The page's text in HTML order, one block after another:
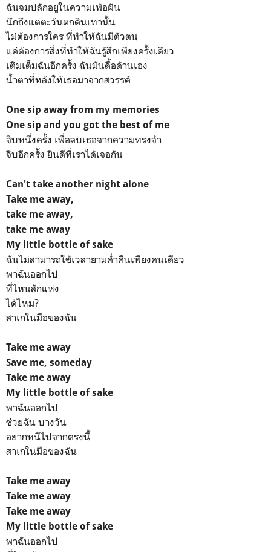
ฉันจมปลักอยู่ในความเพ้อฝัน
นึกถึงแต่ตะวันตกดินเท่านั้น
ไม่ต้องการใคร ที่ทำให้ฉันมีตัวตน
แค่ต้องการสิ่งที่ทำให้ฉันรู้สึกเพียงครั้งเดียว
เติมเต็มฉันอีกครั้ง ฉันมันดื้อด้านเอง
น้ำตาที่หลังให้เธอมาจากสวรรค์
One sip away from my memories
One sip and you got the best of me
จิบหนึ่งครั้ง เพื่อลบเธอจากความทรงจำ
จิบอีกครั้ง ยินดีที่เราได้เจอกัน
Can't take another night alone
Take me away,
take me away,
take me away
My little bottle of sake
ฉันไม่สามารถใช้เวลายามค่ำคืนเพียงคนเดียว
พาฉันออกไป
ที่ไหนสักแห่ง
ได้ไหม?
สาเกในมือของฉัน
Take me away
Save me, someday
Take me away
My little bottle of sake
พาฉันออกไป
ช่วยฉัน บางวัน
อยากหนีไปจากตรงนี้
สาเกในมือของฉัน
Take me away
Take me away
Take me away
My little bottle of sake
พาฉันออกไป